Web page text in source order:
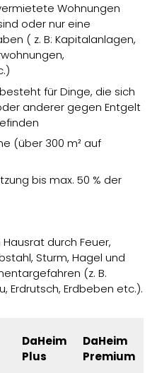
Wohnungen
oder nur eine
( z. B: Kapitalanlagen,
für Dinge, die sich
anderer gegen Entgelt
(über 300 m² auf
bis max. 50 % der
durch Feuer,
Sturm, Hagel und
(z. B.
Erdrutsch, Erdbeben etc.).
DaHeim
Plus
DaHeim
Premium